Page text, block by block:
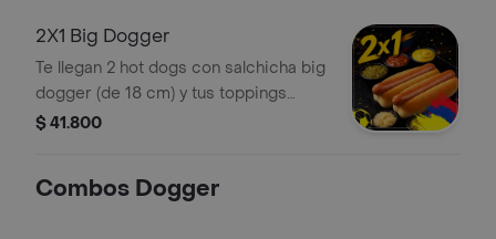
2X1 Big Dogger
Te llegan 2 hot dogs con salchicha big
dogger (de 18 cm) y tus toppings
favoritos a elección.
$ 41.800
Combos Dogger